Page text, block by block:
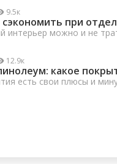
9.5к
при
интерьер можно и не
12.9к
какое
есть свои плюсы и